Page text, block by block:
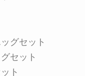
グセット
セット
ト